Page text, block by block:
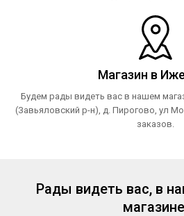
Магазин в
Будем рады видеть вас в нашем
(Завьяловский р-н), д. Пирогово, ул
заказов.
Рады видеть вас, в